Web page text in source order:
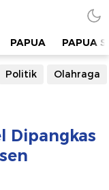
PAPUA PAPUA
Politik Olahraga
Dipangkas